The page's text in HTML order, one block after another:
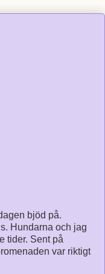
bjöd på.
Hundarna och jag
tider. Sent på
var riktigt